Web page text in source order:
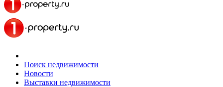
Поиск недвижимости
Новости
Выставки недвижимости